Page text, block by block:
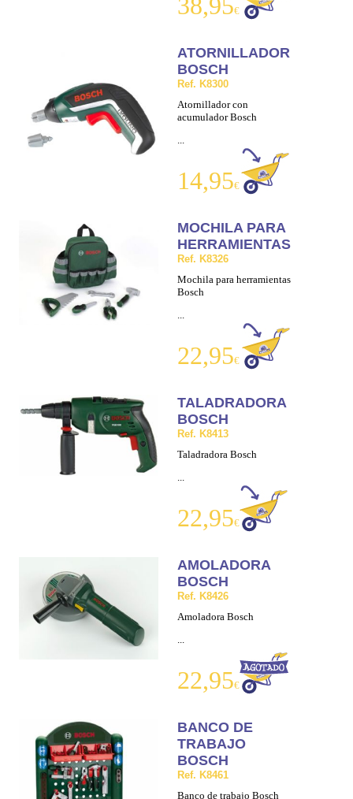
€
ATORNILLADOR
BOSCH
Ref. K8300
Atornillador con
acumulador Bosch
...
14,95€
MOCHILA PARA
HERRAMIENTAS
Ref. K8326
Mochila para herramientas
Bosch
...
22,95€
TALADRADORA
BOSCH
Ref. K8413
Taladradora Bosch
...
22,95€
AMOLADORA
BOSCH
Ref. K8426
Amoladora Bosch
...
22,95€
BANCO DE
TRABAJO
BOSCH
Ref. K8461
Banco de trabajo Bosch